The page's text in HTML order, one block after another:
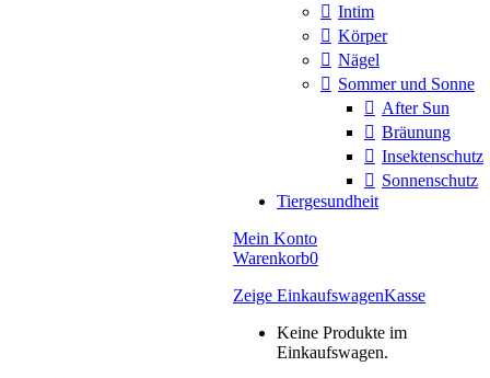
Intim
Körper
Nägel
Sommer und Sonne
After Sun
Bräunung
Insektenschutz
Sonnenschutz
Tiergesundheit
Mein Konto
Warenkorb0
Zeige EinkaufswagenKasse
Keine Produkte im
Einkaufswagen.